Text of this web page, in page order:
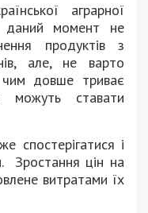
аграрної
даний момент не
продуктів з
але, не варто
довше триває
ставати
спостерігатися і
Зростання цін на
витратами їх